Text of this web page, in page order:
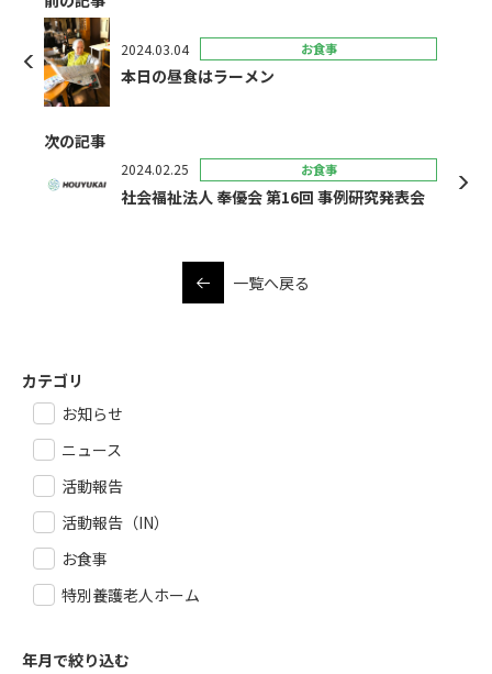
2024.03.04 お食事
本日の昼食はラーメン
次の記事
2024.02.25 お食事
社会福祉法人 奉優会 第16回 事例研究発表会
一覧へ戻る
カテゴリ
お知らせ
ニュース
活動報告
活動報告（IN）
お食事
特別養護老人ホーム
年月で絞り込む